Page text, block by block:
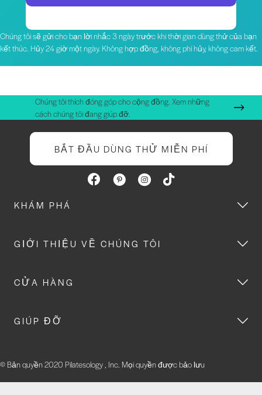
Chúng tôi sẽ gửi cho bạn lời nhắc 3 ngày trước khi thời gian dùng thử của bạn
kết thúc. Hủy 24 giờ một ngày. Không hợp đồng, không phí hủy, không cam kết.
Chúng tôi thích đóng góp cho cộng đồng. Xem những
cách chúng tôi đang giúp đỡ.
BẮT ĐẦU DÙNG THỬ MIỄN PHÍ
KHÁM PHÁ
GIỚI THIỆU VỀ CHÚNG TÔI
CỬA HÀNG
GIÚP ĐỠ
© Bản quyền 2020 Pilatesology , Inc. Mọi quyền được bảo lưu